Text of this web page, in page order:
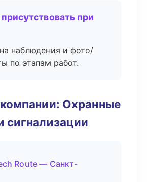
при
наблюдения и фото/
по этапам работ.
Охранные
сигнализации
Route — Санкт-